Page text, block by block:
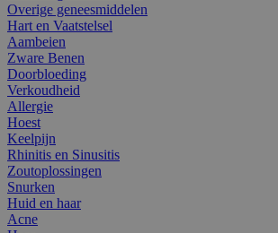
Overige geneesmiddelen
Hart en Vaatstelsel
Aambeien
Zware Benen
Doorbloeding
Verkoudheid
Allergie
Hoest
Keelpijn
Rhinitis en Sinusitis
Zoutoplossingen
Snurken
Huid en haar
Acne